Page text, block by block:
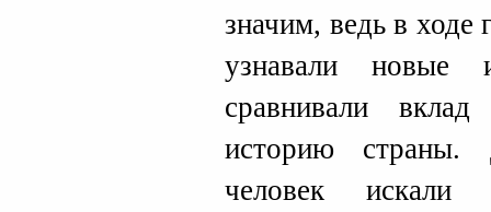
значим, ведь в ходе
узнавали новые
сравнивали
историю страны.
человек искали